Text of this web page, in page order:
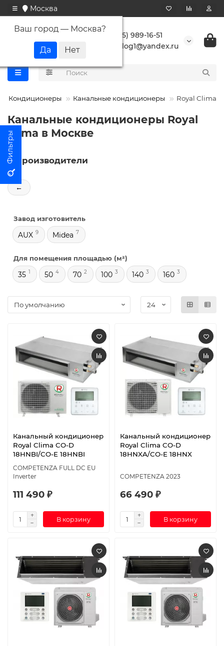
Москва
Ваш город — Москва?
+7 (495) 989-16-51
buranlog1@yandex.ru
Кондиционеры Канальные кондиционеры Royal Clima
Канальные кондиционеры Royal
Clima в Москве
Производители
←
Завод изготовитель
AUX 9 Midea 7
Для помещения площадью (м²)
35 1 50 4 70 2 100 3 140 3 160 3
Канальный кондиционер
Royal Clima CO-D
18HNBI/CO-E 18HNBI
COMPETENZA FULL DC EU
Inverter
111 490 ₽
В корзину
Канальный кондиционер
Royal Clima CO-D
18HNXA/CO-E 18HNX
COMPETENZA 2023
66 490 ₽
В корзину